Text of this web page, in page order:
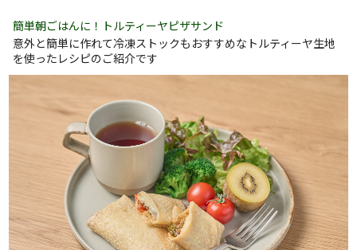
簡単朝ごはんに！トルティーヤピザサンド
意外と簡単に作れて冷凍ストックもおすすめなトルティーヤ生地
を使ったレシピのご紹介です